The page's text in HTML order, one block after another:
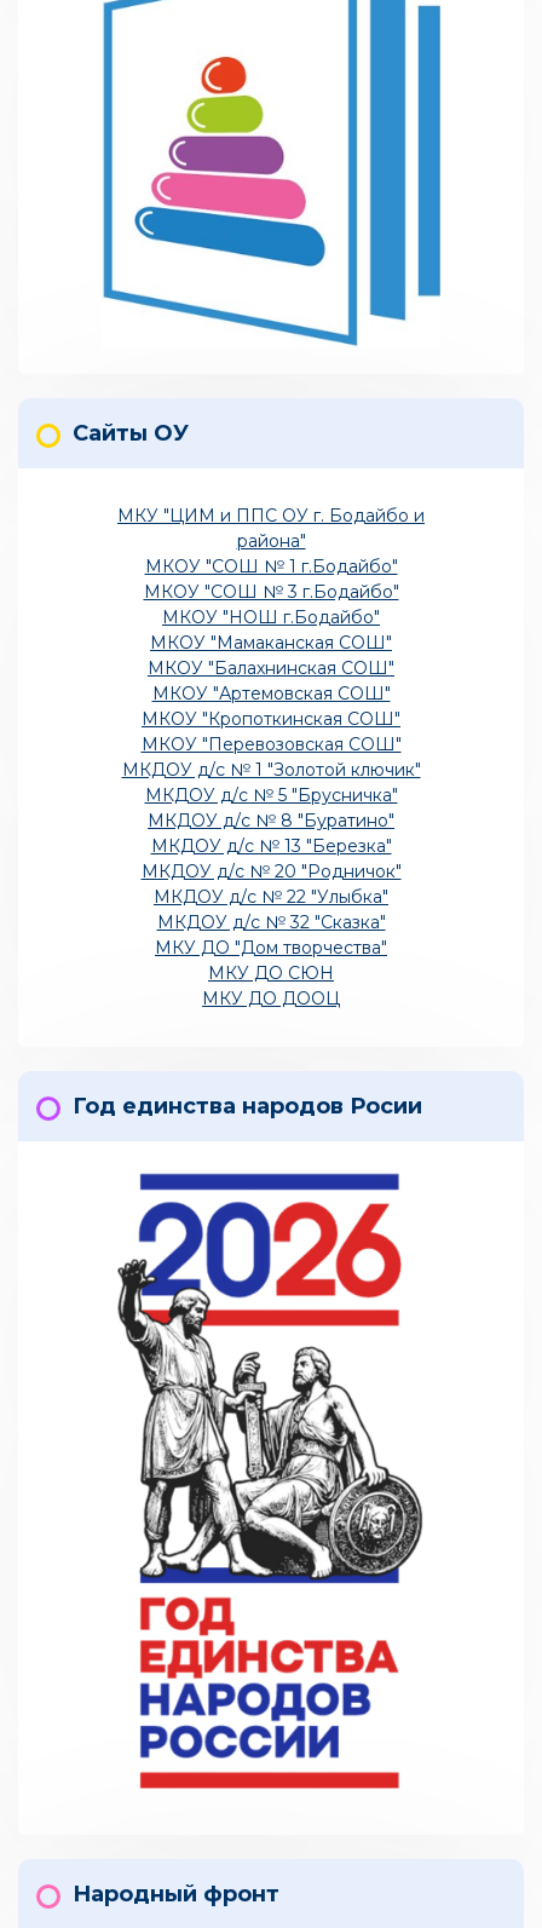
Сайты ОУ
МКУ "ЦИМ и ППС ОУ г. Бодайбо и
района"
МКОУ "СОШ № 1 г.Бодайбо"
МКОУ "СОШ № 3 г.Бодайбо"
МКОУ "НОШ г.Бодайбо"
МКОУ "Мамаканская СОШ"
МКОУ "Балахнинская СОШ"
МКОУ "Артемовская СОШ"
МКОУ "Кропоткинская СОШ"
МКОУ "Перевозовская СОШ"
МКДОУ д/с № 1 "Золотой ключик"
МКДОУ д/с № 5 "Брусничка"
МКДОУ д/с № 8 "Буратино"
МКДОУ д/с № 13 "Березка"
МКДОУ д/с № 20 "Родничок"
МКДОУ д/с № 22 "Улыбка"
МКДОУ д/с № 32 "Сказка"
МКУ ДО "Дом творчества"
МКУ ДО СЮН
МКУ ДО ДООЦ
Год единства народов Росии
Народный фронт